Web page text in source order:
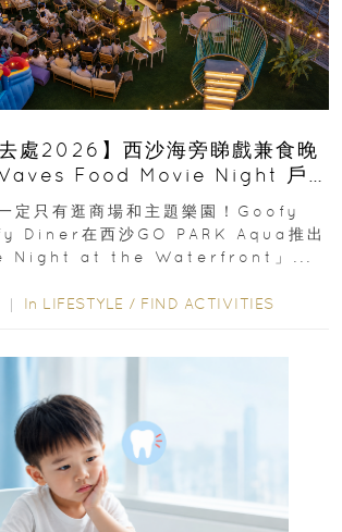
去處2026】西沙海旁睇戲兼食晚
Food Movie Night 戶
場
定只有逛商場和主題樂園！Goofy
Diner在西沙GO PARK Aqua推出
Night at the Waterfront」...
In LIFESTYLE / FIND ACTIVITIES